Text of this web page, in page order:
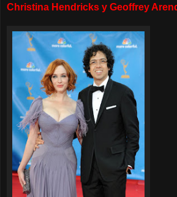
Christina Hendricks y Geoffrey